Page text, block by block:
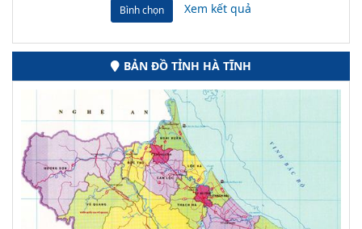
Bình chọn Xem kết quả
BẢN ĐỒ TỈNH HÀ TĨNH